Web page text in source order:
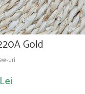
Gold
uri